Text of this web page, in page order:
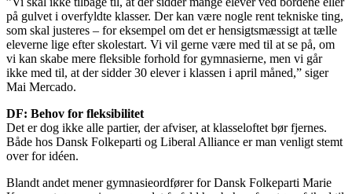
på gulvet i overfyldte klasser. Der kan være nogle rent tekniske ting,
som skal justeres – for eksempel om det er hensigtsmæssigt at tælle
eleverne lige efter skolestart. Vi vil gerne være med til at se på, om
vi kan skabe mere fleksible forhold for gymnasierne, men vi går
ikke med til, at der sidder 30 elever i klassen i april måned,” siger
Mai Mercado.
DF: Behov for fleksibilitet
Det er dog ikke alle partier, der afviser, at klasseloftet bør fjernes.
Både hos Dansk Folkeparti og Liberal Alliance er man venligt stemt
over for idéen.
Blandt andet mener gymnasieordfører for Dansk Folkeparti Marie